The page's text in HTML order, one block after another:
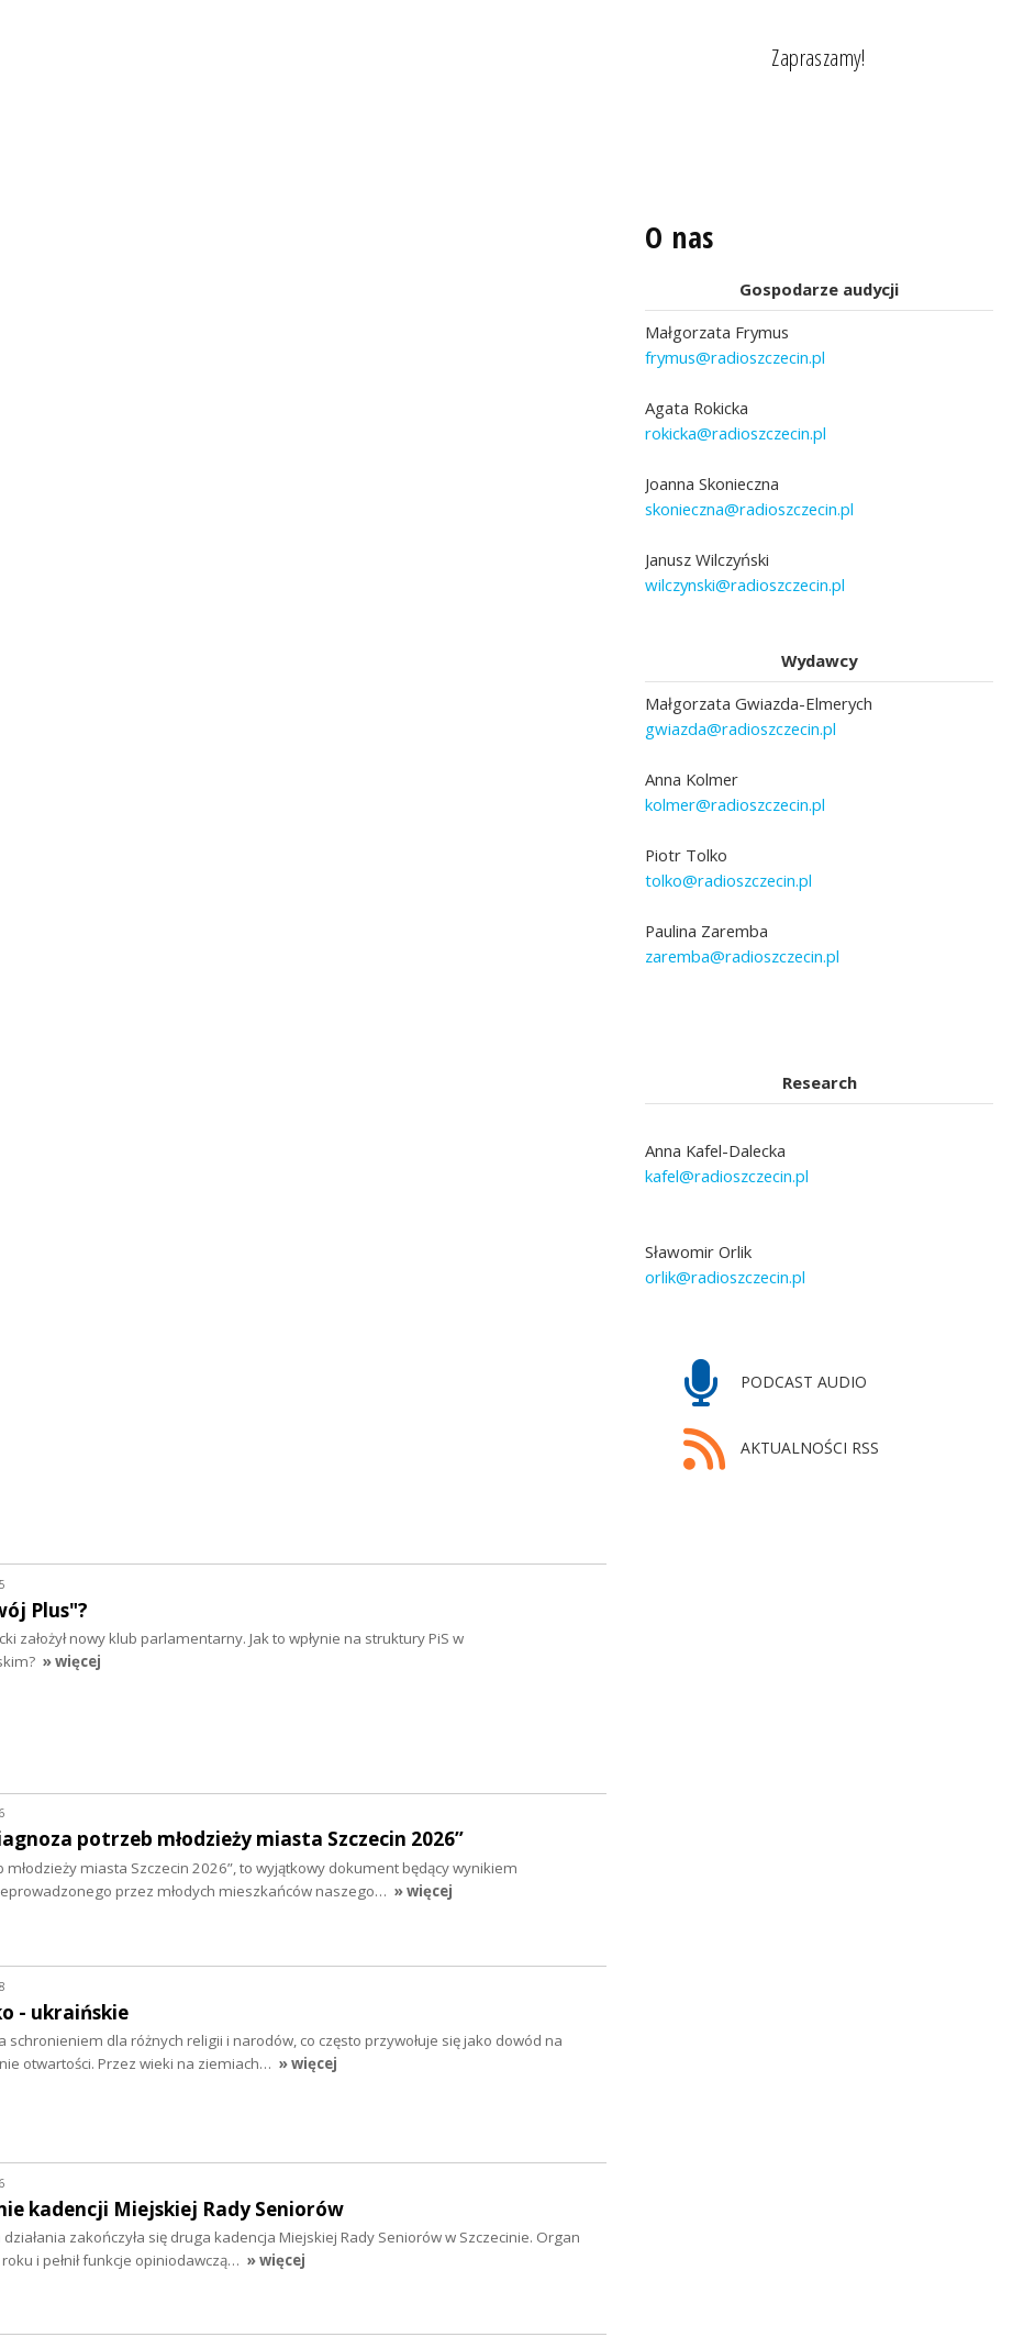
Zapraszamy!
O nas
Gospodarze audycji
Małgorzata Frymus
frymus@radioszczecin.pl
Agata Rokicka
rokicka@radioszczecin.pl
Joanna Skonieczna
skonieczna@radioszczecin.pl
Janusz Wilczyński
wilczynski@radioszczecin.pl
Wydawcy
Małgorzata Gwiazda-Elmerych
gwiazda@radioszczecin.pl
Anna Kolmer
kolmer@radioszczecin.pl
Piotr Tolko
tolko@radioszczecin.pl
Paulina Zaremba
zaremba@radioszczecin.pl
Research
Anna Kafel-Dalecka
kafel@radioszczecin.pl
Sławomir Orlik
orlik@radioszczecin.pl
PODCAST AUDIO
AKTUALNOŚCI RSS
Plus"?
założył nowy klub parlamentarny. Jak to wpłynie na struktury PiS w
» więcej
potrzeb młodzieży miasta Szczecin 2026”
młodzieży miasta Szczecin 2026”, to wyjątkowy dokument będący wynikiem
przez młodych mieszkańców naszego… » więcej
- ukraińskie
schronieniem dla różnych religii i narodów, co często przywołuje się jako dowód na
otwartości. Przez wieki na ziemiach… » więcej
kadencji Miejskiej Rady Seniorów
zakończyła się druga kadencja Miejskiej Rady Seniorów w Szczecinie. Organ
i pełnił funkcje opiniodawczą… » więcej